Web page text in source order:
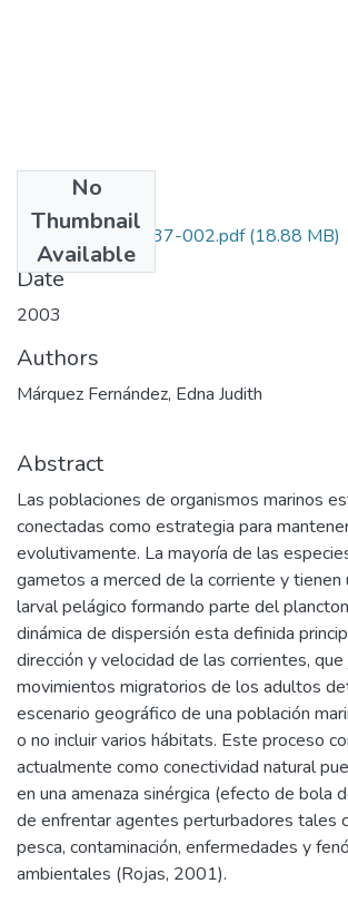
No
Thumbnail
Available
1118-09-13537-002.pdf(18.88 MB)
Date
2003
Authors
Márquez Fernández, Edna Judith
Abstract
Las poblaciones de organismos marinos
conectadas como estrategia para
evolutivamente. La mayoría de las
gametos a merced de la corriente y tienen
larval pelágico formando parte del
dinámica de dispersión esta definida
dirección y velocidad de las corrientes,
movimientos migratorios de los adultos
escenario geográfico de una población
o no incluir varios hábitats. Este proceso
actualmente como conectividad natural
en una amenaza sinérgica (efecto de bola
de enfrentar agentes perturbadores tales
pesca, contaminación, enfermedades y
ambientales (Rojas, 2001).